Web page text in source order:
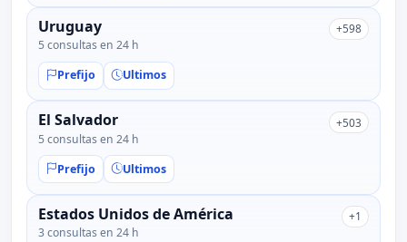
Uruguay
5 consultas en 24 h
+598
Prefijo Ultimos
El Salvador
5 consultas en 24 h
+503
Prefijo Ultimos
Estados Unidos de América
3 consultas en 24 h
+1